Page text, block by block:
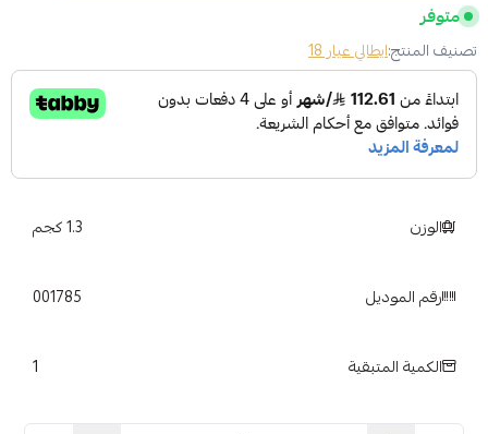
متوفر
تصنيف المنتج:ايطالي عيار 18
الوزن 1.3 كجم
رقم الموديل 001785
الكمية المتبقية 1